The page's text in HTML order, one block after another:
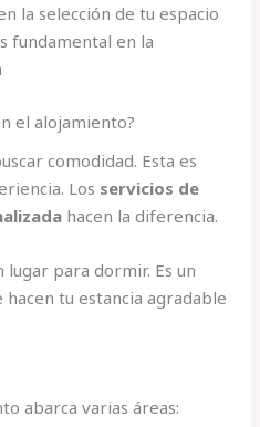
la selección de tu espacio
fundamental en la
el alojamiento?
comodidad. Esta es
Los servicios de
hacen la diferencia.
lugar para dormir. Es un
tu estancia agradable
abarca varias áreas: